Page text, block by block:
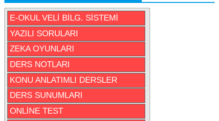
E-OKUL VELİ BİLG. SİSTEMİ
YAZILI SORULARI
ZEKA OYUNLARI
DERS NOTLARI
KONU ANLATIMLI DERSLER
DERS SUNUMLARI
ONLİNE TEST